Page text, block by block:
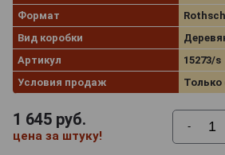
Формат
Вид коробки
Артикул
15273/s
Условия продаж
1 645 руб.
цена за штуку!
-